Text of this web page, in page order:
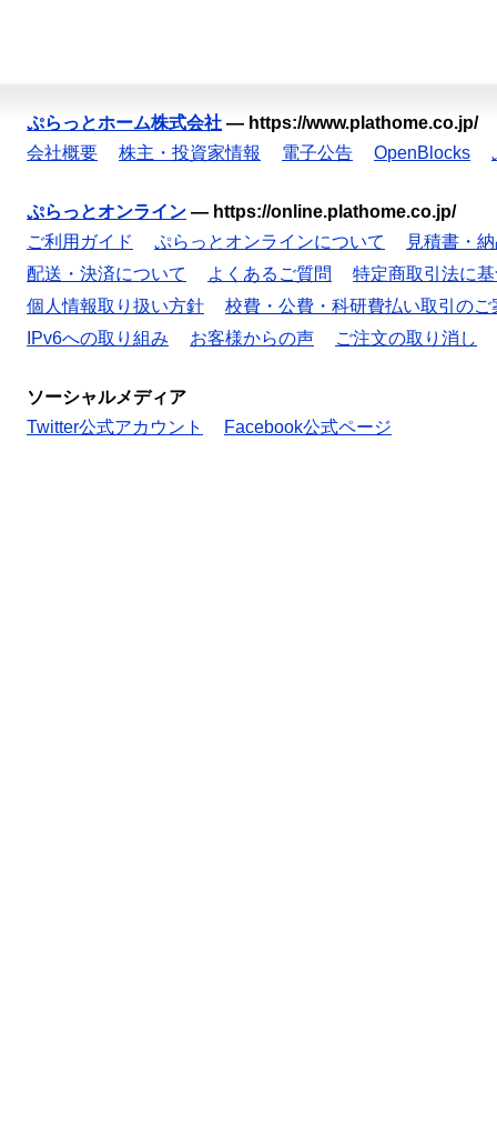
ぷらっとホーム株式会社 — https://www.plathome.co.jp/
会社概要
株主・投資家情報 電子公告 OpenBlocks
ぷらっとオンライン — https://online.plathome.co.jp/
ご利用ガイド
ぷらっとオンラインについて
見積書・
配送・決済について
よくあるご質問
特定商取引法に
個人情報取り扱い方針
校費・公費・科研費払い取引のご
IPv6への取り組み
お客様からの声 ご注文の取り消し
ソーシャルメディア
Twitter公式アカウント
Facebook公式ページ